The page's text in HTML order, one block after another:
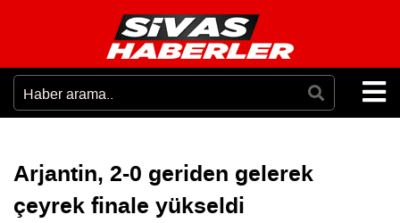
Arjantin, 2-0 geriden gelerek
çeyrek finale yükseldi